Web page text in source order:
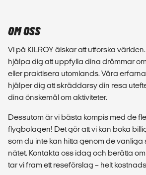
OM OSS
Vi på KILROY älskar att utforska
hjälpa dig att uppfylla dina drömmar
eller praktisera utomlands. Våra
hjälper dig att skräddarsy din resa
dina önskemål om aktiviteter.
Dessutom är vi bästa kompis med de
flygbolagen! Det gör att vi kan boka
som du inte kan hitta genom de
nätet. Kontakta oss idag och berätta
tar vi fram ett reseförslag – helt